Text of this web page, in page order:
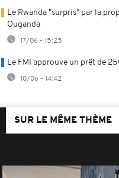
Le Rwanda "surpris" par la
Ouganda
17/06 - 15:25
Le FMI approuve un prêt de
10/06 - 14:42
SUR LE MÊME THÈME